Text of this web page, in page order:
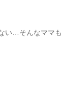
い…そんなママも